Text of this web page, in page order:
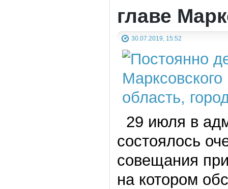
главе
30.07.2019, 15:52
29 июля в
состоялось
совещания
на котором